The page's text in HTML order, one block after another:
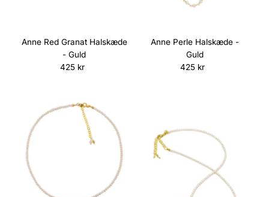
Anne Red Granat Halskæde
- Guld
Normalpris
425 kr
Anne Perle Halskæde -
Guld
Normalpris
425 kr